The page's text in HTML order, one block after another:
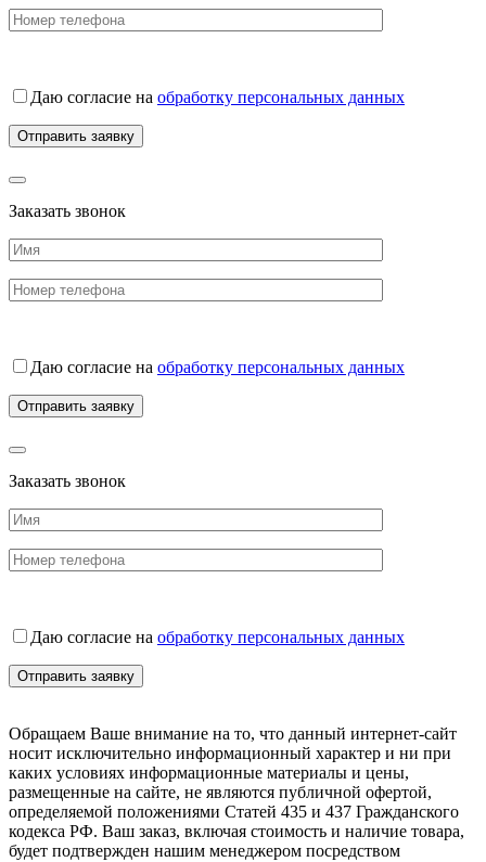
Даю согласие на обработку персональных данных
Заказать звонок
Даю согласие на обработку персональных данных
Заказать звонок
Даю согласие на обработку персональных данных
Обращаем Ваше внимание на то, что данный интернет-сайт
носит исключительно информационный характер и ни при
каких условиях информационные материалы и цены,
размещенные на сайте, не являются публичной офертой,
определяемой положениями Статей 435 и 437 Гражданского
кодекса РФ. Ваш заказ, включая стоимость и наличие товара,
будет подтвержден нашим менеджером посредством